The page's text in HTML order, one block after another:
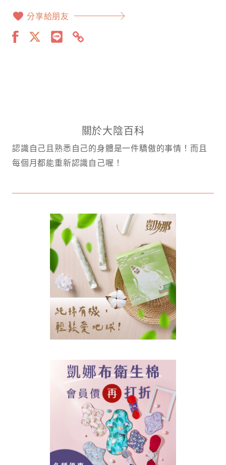
分享給朋友
關於大陰百科
認識自己且熟悉自己的身體是一件驕傲的事情！而且
每個月都能重新認識自己喔！